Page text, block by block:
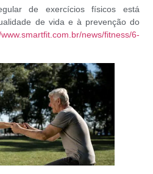
de exercícios físicos está
de vida e à prevenção do
news/fitness/6-